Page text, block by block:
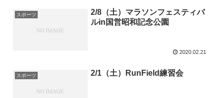
スポーツ
2/8（土）マラソンフェスティバ
ルin国営昭和記念公園
2020.02.21
スポーツ 2/1（土）RunField練習会